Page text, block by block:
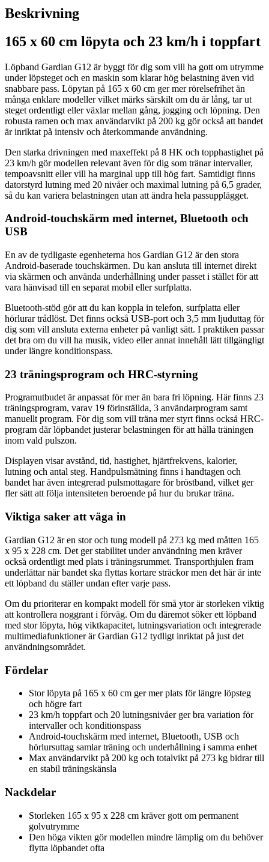
Beskrivning
165 x 60 cm löpyta och 23 km/h i toppfart
Löpband Gardian G12 är byggt för dig som vill ha gott om utrymme
under löpsteget och en maskin som klarar hög belastning även vid
snabbare pass. Löpytan på 165 x 60 cm ger mer rörelsefrihet än
många enklare modeller vilket märks särskilt om du är lång, tar ut
steget ordentligt eller växlar mellan gång, jogging och löpning. Den
robusta ramen och max användarvikt på 200 kg gör också att bandet
är inriktat på intensiv och återkommande användning.
Den starka drivningen med maxeffekt på 8 HK och topphastighet på
23 km/h gör modellen relevant även för dig som tränar intervaller,
tempoavsnitt eller vill ha marginal upp till hög fart. Samtidigt finns
datorstyrd lutning med 20 nivåer och maximal lutning på 6,5 grader,
så du kan variera belastningen utan att ändra hela passupplägget.
Android-touchskärm med internet, Bluetooth och
USB
En av de tydligaste egenheterna hos Gardian G12 är den stora
Android-baserade touchskärmen. Du kan ansluta till internet direkt
via skärmen och använda underhållning under passet i stället för att
vara hänvisad till en separat mobil eller surfplatta.
Bluetooth-stöd gör att du kan koppla in telefon, surfplatta eller
hörlurar trådlöst. Det finns också USB-port och 3,5 mm ljuduttag för
dig som vill ansluta externa enheter på vanligt sätt. I praktiken passar
det bra om du vill ha musik, video eller annat innehåll lätt tillgängligt
under längre konditionspass.
23 träningsprogram och HRC-styrning
Programutbudet är anpassat för mer än bara fri löpning. Här finns 23
träningsprogram, varav 19 förinställda, 3 användarprogram samt
manuellt program. För dig som vill träna mer styrt finns också HRC-
program där löpbandet justerar belastningen för att hålla träningen
inom vald pulszon.
Displayen visar avstånd, tid, hastighet, hjärtfrekvens, kalorier,
lutning och antal steg. Handpulsmätning finns i handtagen och
bandet har även integrerad pulsmottagare för bröstband, vilket ger
fler sätt att följa intensiteten beroende på hur du brukar träna.
Viktiga saker att väga in
Gardian G12 är en stor och tung modell på 273 kg med måtten 165
x 95 x 228 cm. Det ger stabilitet under användning men kräver
också ordentligt med plats i träningsrummet. Transporthjulen fram
underlättar när bandet ska flyttas kortare sträckor men det här är inte
ett löpband du ställer undan efter varje pass.
Om du prioriterar en kompakt modell för små ytor är storleken viktig
att kontrollera noggrant i förväg. Om du däremot söker ett löpband
med stor löpyta, hög viktkapacitet, lutningsvariation och integrerade
multimediafunktioner är Gardian G12 tydligt inriktat på just det
användningsområdet.
Fördelar
Stor löpyta på 165 x 60 cm ger mer plats för längre löpsteg
och högre fart
23 km/h toppfart och 20 lutningsnivåer ger bra variation för
intervaller och konditionspass
Android-touchskärm med internet, Bluetooth, USB och
hörlursuttag samlar träning och underhållning i samma enhet
Max användarvikt på 200 kg och totalvikt på 273 kg bidrar till
en stabil träningskänsla
Nackdelar
Storleken 165 x 95 x 228 cm kräver gott om permanent
golvutrymme
Den höga vikten gör modellen mindre lämplig om du behöver
flytta löpbandet ofta